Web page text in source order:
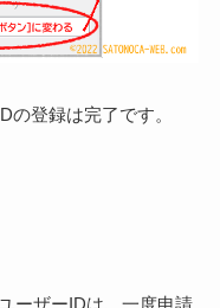
の登録は完了です。